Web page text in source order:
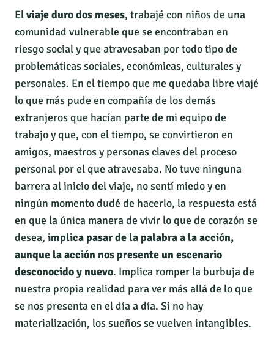
Elviaje duro dos meses, trabajé con niños de una
comunidad vulnerable que se encontraban en
riesgo social y que atravesaban por todo tipo de
problemáticas sociales, económicas, culturales y
personales. En el tiempo que me quedaba libre viajé
lo que más pude en compañía de los demás
extranjeros que hacían parte de mi equipo de
trabajo y que, con el tiempo, se convirtieron en
amigos, maestros y personas claves del proceso
personal por el que atravesaba. No tuve ninguna
barrera al inicio del viaje, no sentí miedo y en
ningún momento dudé de hacerlo, la respuesta está
en que la única manera de vivir lo que de corazón se
desea, implica pasar de la palabra a la acción,
aunque la acción nos presente un escenario
desconocido y nuevo. Implica romper la burbuja de
nuestra propia realidad para ver más allá de lo que
se nos presenta en el día a día. Si no hay
materialización, los sueños se vuelven intangibles.